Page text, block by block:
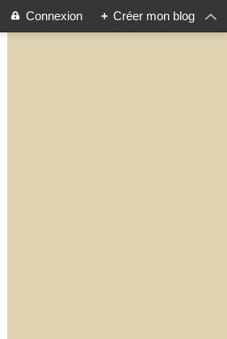
Connexion + Créer mon blog